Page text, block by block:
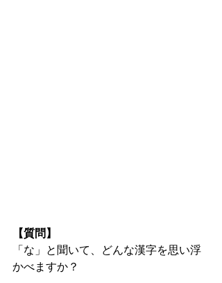
【質問】
「な」と聞いて、どんな漢字を思い浮
かべますか？